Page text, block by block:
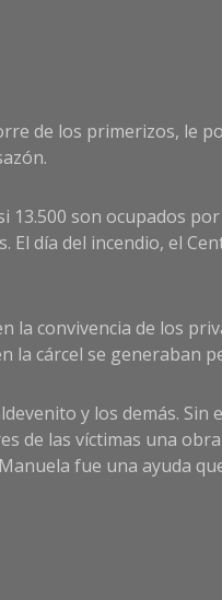
de los primerizos, le
son ocupados
día del incendio, el
convivencia de los
la cárcel se generaban
y los demás.
de las víctimas una
fue una ayuda